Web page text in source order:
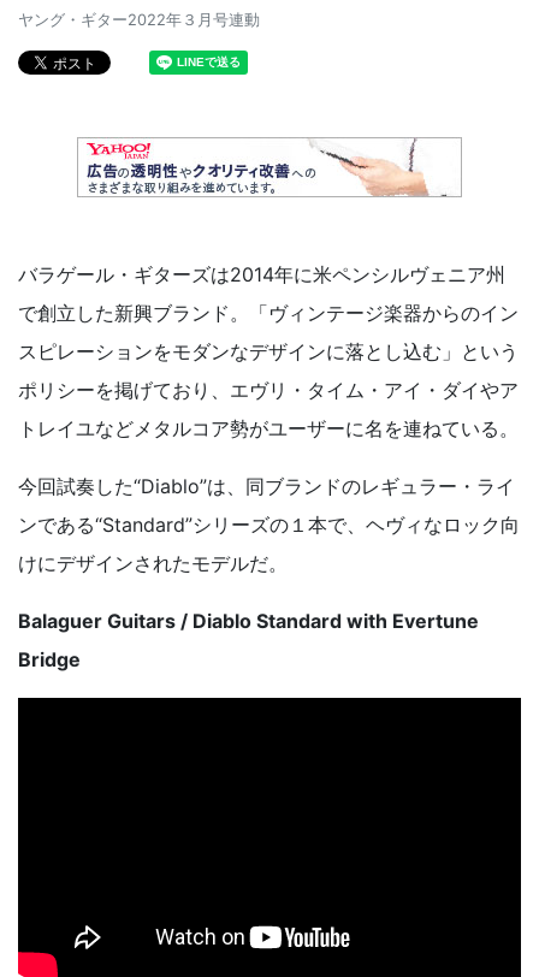
ヤング・ギター2022年３月号連動
バラゲール・ギターズは2014年に米ペンシルヴェニア州
で創立した新興ブランド。「ヴィンテージ楽器からのイン
スピレーションをモダンなデザインに落とし込む」という
ポリシーを掲げており、エヴリ・タイム・アイ・ダイやア
トレイユなどメタルコア勢がユーザーに名を連ねている。
今回試奏した“Diablo”は、同ブランドのレギュラー・ライ
ンである“Standard”シリーズの１本で、ヘヴィなロック向
けにデザインされたモデルだ。
Balaguer Guitars / Diablo Standard with Evertune
Bridge